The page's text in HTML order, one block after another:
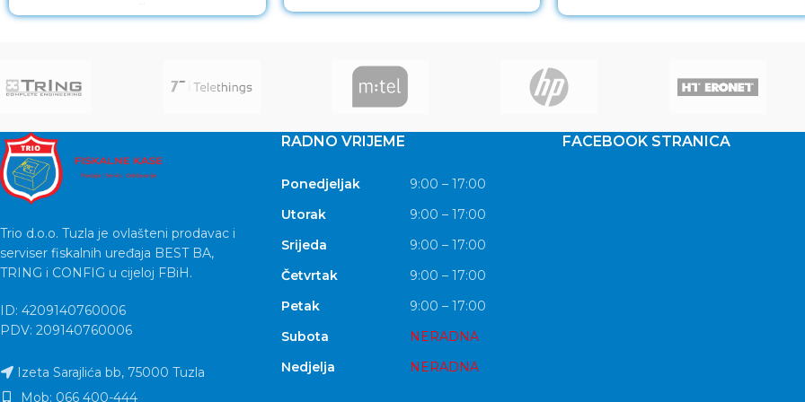
Trio d.o.o. Tuzla je ovlašteni prodavac i
serviser fiskalnih uređaja BEST BA,
TRING i CONFIG u cijeloj FBiH.
ID: 4209140760006
PDV: 209140760006
Izeta Sarajlića bb, 75000 Tuzla
Mob: 066 400-444
RADNO VRIJEME
Ponedjeljak
9:00 – 17:00
Utorak
9:00 – 17:00
Srijeda
9:00 – 17:00
Četvrtak
9:00 – 17:00
Petak
9:00 – 17:00
Subota
NERADNA
Nedjelja
NERADNA
FACEBOOK STRANICA